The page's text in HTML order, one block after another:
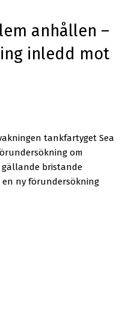
anhållen –
inledd mot
tankfartyget Sea
om
bristande
en ny förundersökning